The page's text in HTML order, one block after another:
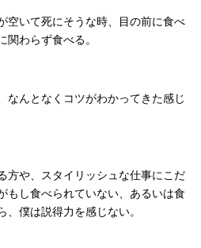
空いて死にそうな時、目の前に食べ
関わらず食べる。
なんとなくコツがわかってきた感じ
方や、スタイリッシュな仕事にこだ
もし食べられていない、あるいは食
僕は説得力を感じない。